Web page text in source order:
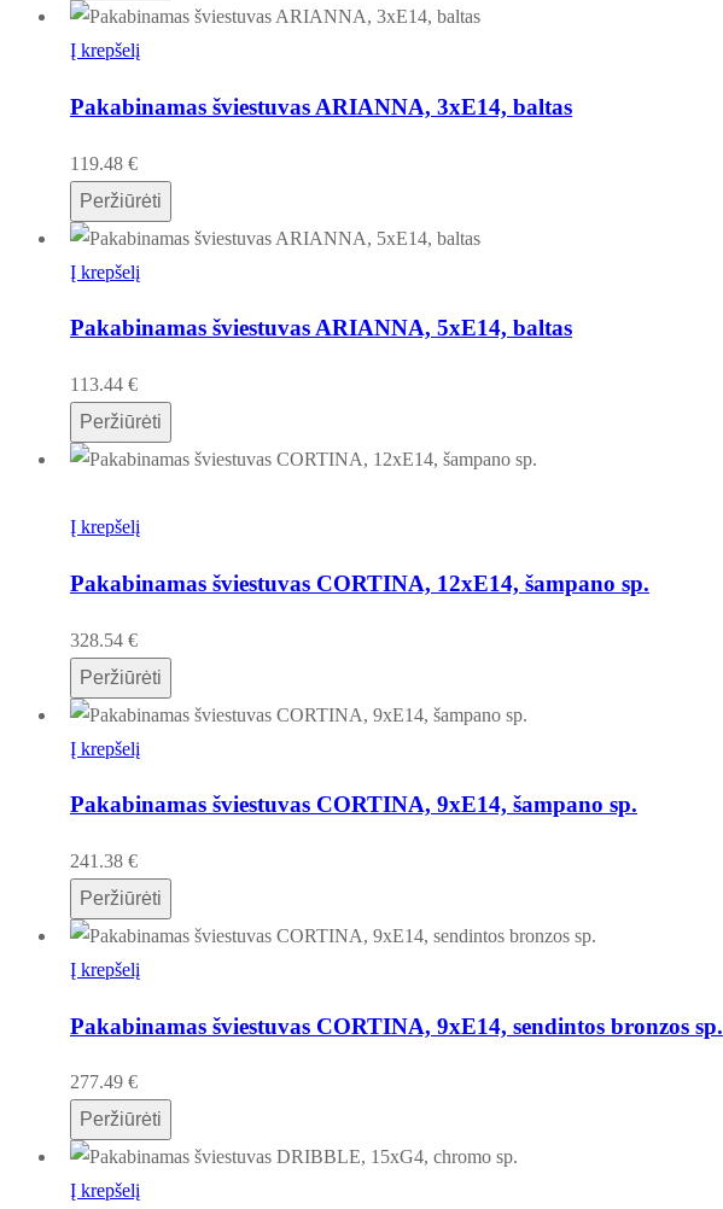
Į krepšelį
Pakabinamas šviestuvas ARIANNA, 3xE14, baltas
119.48 €
Peržiūrėti
Į krepšelį
Pakabinamas šviestuvas ARIANNA, 5xE14, baltas
113.44 €
Peržiūrėti
Į krepšelį
Pakabinamas šviestuvas CORTINA, 12xE14, šampano sp.
328.54 €
Peržiūrėti
Į krepšelį
Pakabinamas šviestuvas CORTINA, 9xE14, šampano sp.
241.38 €
Peržiūrėti
Į krepšelį
Pakabinamas šviestuvas CORTINA, 9xE14, sendintos bronzos sp.
277.49 €
Peržiūrėti
Į krepšelį